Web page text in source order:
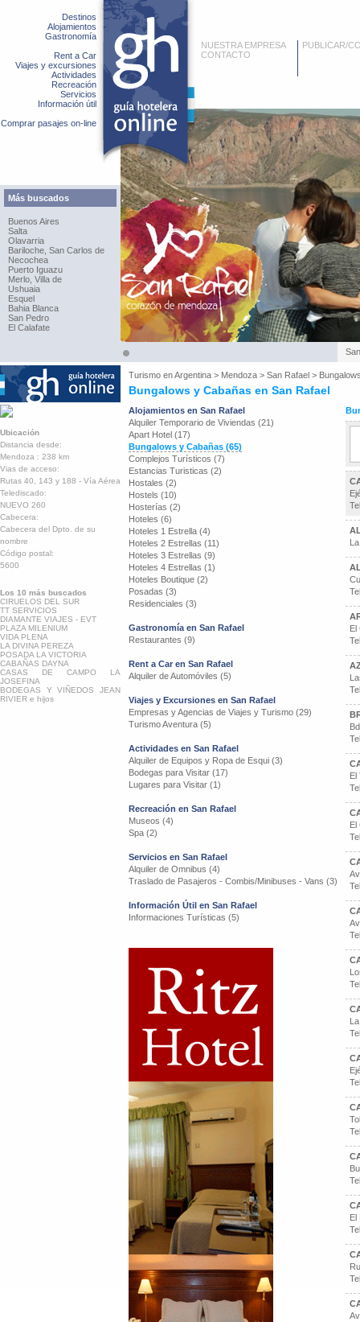
Destinos
Alojamientos
Gastronomía
Rent a Car
Viajes y excursiones
Actividades
Recreación
Servicios
Información útil
Comprar pasajes on-line
Más buscados
Buenos Aires
Salta
Olavarria
Bariloche, San Carlos de
Necochea
Puerto Iguazu
Merlo, Villa de
Ushuaia
Esquel
Bahia Blanca
San Pedro
El Calafate
NUESTRA EMPRESA
CONTACTO
PUBLICAR/
Turismo enArgentina > Mendoza > San Rafael >
Bungalows y Cabañas en San Rafael
Ubicación
Distancia desde:
Mendoza : 238 km
Vias de acceso:
Rutas 40, 143 y 188 - Vía Aérea
Telediscado:
NUEVO 260
Cabecera:
Cabecera del Dpto. de su
nombre
Código postal:
5600
Los 10 más buscados
CIRUELOS DEL SUR
TT SERVICIOS
DIAMANTE VIAJES - EVT
PLAZA MILENIUM
VIDA PLENA
LA DIVINA PEREZA
POSADA LA VICTORIA
CABAÑAS DAYNA
CASAS DE CAMPO LA
JOSEFINA
BODEGAS Y VIÑEDOS JEAN
RIVIER e hijos
Alojamientos en San Rafael
Alquiler Temporario de Viviendas (21)
Apart Hotel (17)
Bungalows y Cabañas (65)
Complejos Turísticos (7)
Estancias Turisticas (2)
Hostales (2)
Hostels (10)
Hosterías (2)
Hoteles (6)
Hoteles 1 Estrella (4)
Hoteles 2 Estrellas (11)
Hoteles 3 Estrellas (9)
Hoteles 4 Estrellas (1)
Hoteles Boutique (2)
Posadas (3)
Residenciales (3)
Gastronomía en San Rafael
Restaurantes (9)
Rent a Car en San Rafael
Alquiler de Automóviles (5)
Viajes y Excursiones en San Rafael
Empresas y Agencias de Viajes y Turismo (29)
Turismo Aventura (5)
Actividades en San Rafael
Alquiler de Equipos y Ropa de Esqui (3)
Bodegas para Visitar (17)
Lugares para Visitar (1)
Recreación en San Rafael
Museos (4)
Spa (2)
Servicios en San Rafael
Alquiler de Omnibus (4)
Traslado de Pasajeros - Combis/Minibuses - Vans (3)
Información Útil en San Rafael
Informaciones Turísticas (5)
El
El
El
El